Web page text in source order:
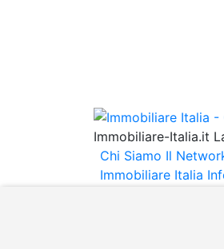
Immobiliare-Italia.it
Chi Siamo Il
Immobiliare Italia